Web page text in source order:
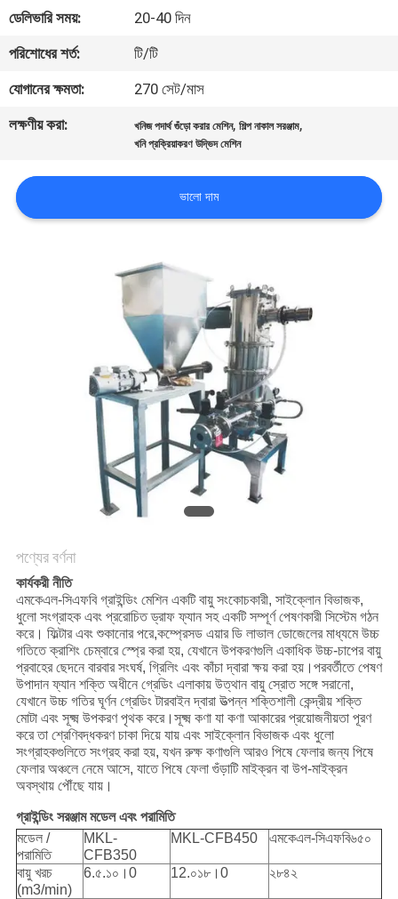
নিয়ন্ত্রণ
যোগাযোগ
করুন
মামলা
ডেলিভারি সময়:
20-40 দিন
পরিশোধের শর্ত:
টি/টি
যোগানের ক্ষমতা:
270 সেট/মাস
লক্ষণীয় করা:
খনিজ পদার্থ গুঁড়ো করার মেশিন,শিল্প নাকাল সরঞ্জাম,
খনি প্রক্রিয়াকরণ উদ্ভিদ মেশিন
ভালো দাম
পণ্যের বর্ণনা
কার্যকরী নীতি
এমকেএল-সিএফবি গ্রাইন্ডিং মেশিন একটি বায়ু সংকোচকারী, সাইক্লোন বিভাজক,
ধুলো সংগ্রাহক এবং প্ররোচিত ড্রাফ ফ্যান সহ একটি সম্পূর্ণ পেষণকারী সিস্টেম গঠন
করে। ফিল্টার এবং শুকানোর পরে,কম্প্রেসড এয়ার ডি লাভাল ডোজেলের মাধ্যমে উচ্চ
গতিতে ক্রাশিং চেম্বারে স্প্রে করা হয়, যেখানে উপকরণগুলি একাধিক উচ্চ-চাপের বায়ু
প্রবাহের ছেদনে বারবার সংঘর্ষ, গ্রিলিং এবং কাঁচা দ্বারা ক্ষয় করা হয়।পরবর্তীতে পেষণ
উপাদান ফ্যান শক্তি অধীনে গ্রেডিং এলাকায় উত্থান বায়ু স্রোত সঙ্গে সরানো,
যেখানে উচ্চ গতির ঘূর্ণন গ্রেডিং টারবাইন দ্বারা উত্পন্ন শক্তিশালী কেন্দ্রীয় শক্তি
মোটা এবং সূক্ষ্ম উপকরণ পৃথক করে।সূক্ষ্ম কণা যা কণা আকারের প্রয়োজনীয়তা পূরণ
করে তা শ্রেণিবদ্ধকরণ চাকা দিয়ে যায় এবং সাইক্লোন বিভাজক এবং ধুলো
সংগ্রাহকগুলিতে সংগ্রহ করা হয়, যখন রুক্ষ কণাগুলি আরও পিষে ফেলার জন্য পিষে
ফেলার অঞ্চলে নেমে আসে, যাতে পিষে ফেলা গুঁড়াটি মাইক্রন বা উপ-মাইক্রন
অবস্থায় পৌঁছে যায়।
গ্রাইন্ডিং সরঞ্জাম মডেল এবং পরামিতি
মডেল /
পরামিতি
MKL-
CFB350
MKL-CFB450 এমকেএল-সিএফবি৬৫০
বায়ু খরচ
(m3/min)
6.৫.১০।0 12.০১৮।0 ২৮৪২